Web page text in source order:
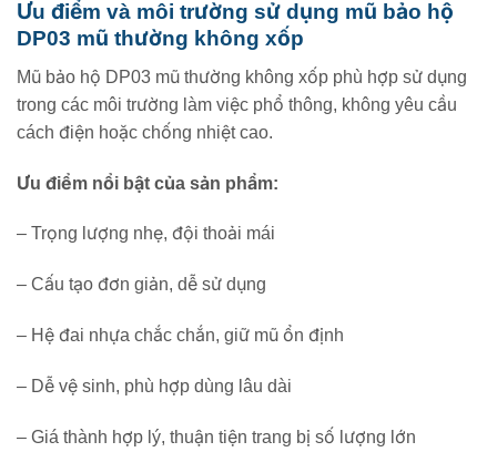
Ưu điểm và môi trường sử dụng mũ bảo hộ
DP03 mũ thường không xốp
Mũ bảo hộ DP03 mũ thường không xốp phù hợp sử dụng
trong các môi trường làm việc phổ thông, không yêu cầu
cách điện hoặc chống nhiệt cao.
Ưu điểm nổi bật của sản phẩm:
– Trọng lượng nhẹ, đội thoải mái
– Cấu tạo đơn giản, dễ sử dụng
– Hệ đai nhựa chắc chắn, giữ mũ ổn định
– Dễ vệ sinh, phù hợp dùng lâu dài
– Giá thành hợp lý, thuận tiện trang bị số lượng lớn